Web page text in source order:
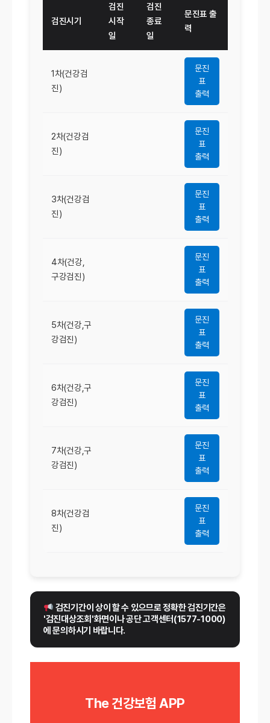
검진시기
검진
시작
일
검진
종료
일
문진표 출
력
1차(건강검
진)
문진
표
출력
2차(건강검
진)
문진
표
출력
3차(건강검
진)
문진
표
출력
4차(건강,
구강검진)
문진
표
출력
5차(건강,구
강검진)
문진
표
출력
6차(건강,구
강검진)
문진
표
출력
7차(건강,구
강검진)
문진
표
출력
8차(건강검
진)
문진
표
출력
검진기간이 상이 할 수 있으므로 정확한 검진기간은
'검진대상조회'화면이나 공단 고객센터(1577-1000)
에 문의하시기 바랍니다.
The 건강보험 APP